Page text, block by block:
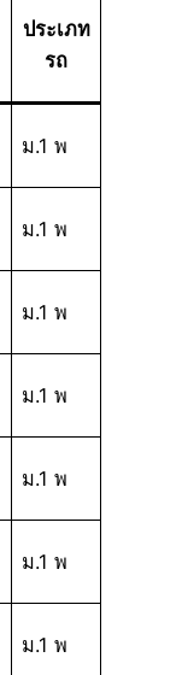
ประเภท
รถ
ม.1 พ
ม.1 พ
ม.1 พ
ม.1 พ
ม.1 พ
ม.1 พ
ม.1 พ